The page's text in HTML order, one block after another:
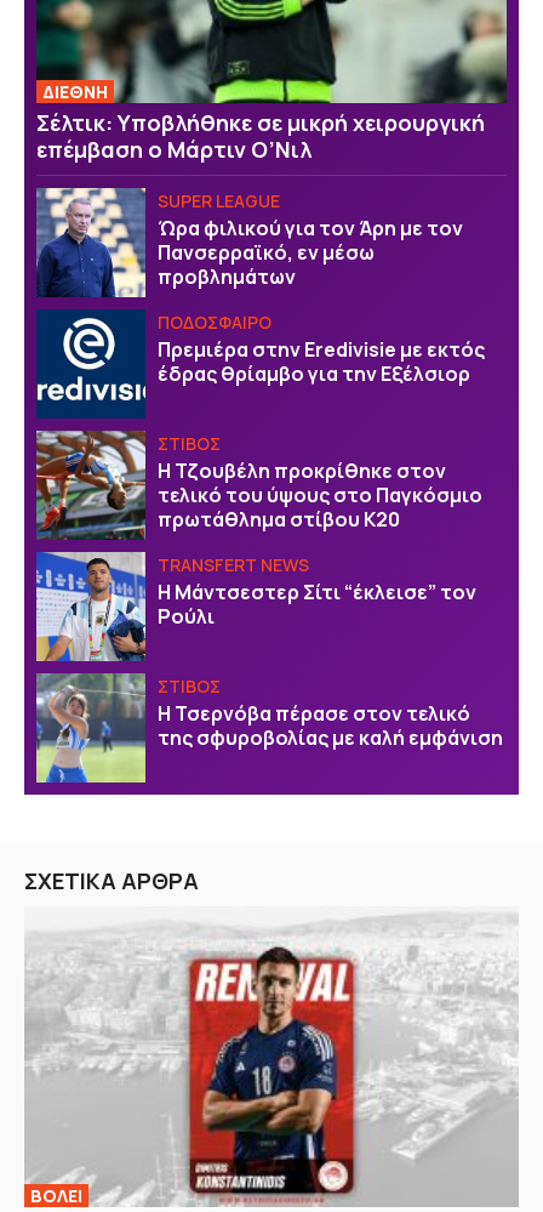
ΔΙΕΘΝΗ
Σέλτικ: Υποβλήθηκε σε μικρή χειρουργική
επέμβαση ο Μάρτιν Ο’Νιλ
SUPER LEAGUE
Ώρα φιλικού για τον Άρη με τον
Πανσερραϊκό, εν μέσω
προβλημάτων
ΠΟΔΟΣΦΑΙΡΟ
Πρεμιέρα στην Eredivisie με εκτός
έδρας θρίαμβο για την Εξέλσιορ
ΣΤΙΒΟΣ
Η Τζουβέλη προκρίθηκε στον
τελικό του ύψους στο Παγκόσμιο
πρωτάθλημα στίβου Κ20
TRANSFERT NEWS
Η Μάντσεστερ Σίτι “έκλεισε” τον
Ρούλι
ΣΤΙΒΟΣ
Η Τσερνόβα πέρασε στον τελικό
της σφυροβολίας με καλή εμφάνιση
ΣΧΕΤΙΚΑ ΑΡΘΡΑ
ΒOΛΕΙ